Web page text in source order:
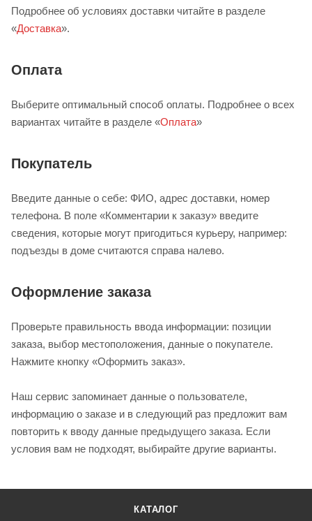
Подробнее об условиях доставки читайте в разделе
«Доставка».
Оплата
Выберите оптимальный способ оплаты. Подробнее о всех
вариантах читайте в разделе «Оплата»
Покупатель
Введите данные о себе: ФИО, адрес доставки, номер
телефона. В поле «Комментарии к заказу» введите
сведения, которые могут пригодиться курьеру, например:
подъезды в доме считаются справа налево.
Оформление заказа
Проверьте правильность ввода информации: позиции
заказа, выбор местоположения, данные о покупателе.
Нажмите кнопку «Оформить заказ».
Наш сервис запоминает данные о пользователе,
информацию о заказе и в следующий раз предложит вам
повторить к вводу данные предыдущего заказа. Если
условия вам не подходят, выбирайте другие варианты.
КАТАЛОГ